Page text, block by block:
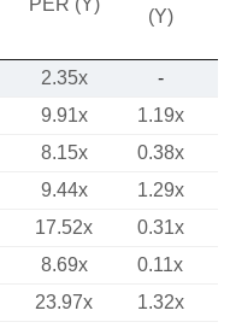
PER (Y)
(Y)
2.35x
-
9.91x 1.19x
8.15x
0.38x
9.44x 1.29x
17.52x
0.31x
8.69x
0.11x
23.97x
1.32x